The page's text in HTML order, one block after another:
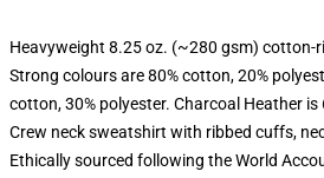
Heavyweight 8.25 oz. (~280 gsm) cotton-
Strong colours are 80% cotton, 20%
cotton, 30% polyester. Charcoal Heather
Crew neck sweatshirt with ribbed cuffs,
Ethically sourced following the World